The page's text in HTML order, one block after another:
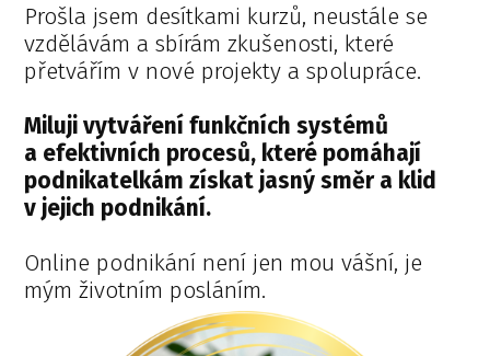
Prošla jsem desítkami kurzů, neustále se
vzdělávám a sbírám zkušenosti, které
přetvářím v nové projekty a spolupráce.
Miluji vytváření funkčních systémů
a efektivních procesů, které pomáhají
podnikatelkám získat jasný směr a klid
v jejich podnikání.
Online podnikání není jen mou vášní, je
mým životním posláním.